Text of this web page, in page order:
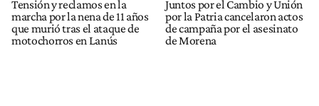
Tensión y reclamos en la
marcha por la nena de 11 años
que murió tras el ataque de
motochorros en Lanús
Juntos por el Cambio y Unión
por la Patria cancelaron actos
de campaña por el asesinato
de Morena